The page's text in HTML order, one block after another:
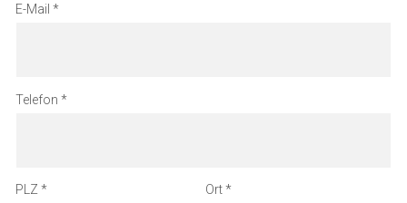
E-Mail
Telefon
PLZ Ort